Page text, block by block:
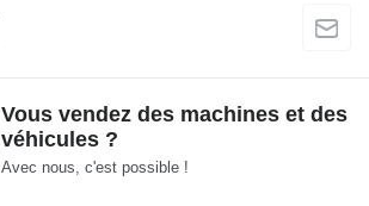
Vous vendez des machines et des
véhicules ?
Avec nous, c'est possible !